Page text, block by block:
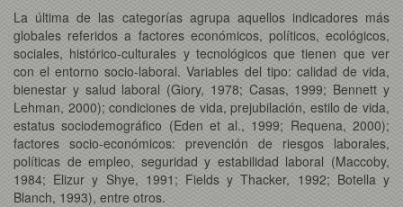
La última de las categorías agrupa aquellos indicadores más
globales referidos a factores económicos, políticos, ecológicos,
sociales, histórico-culturales y tecnológicos que tienen que ver
con el entorno socio-laboral. Variables del tipo: calidad de vida,
bienestar y salud laboral (Giory, 1978; Casas, 1999; Bennett y
Lehman, 2000); condiciones de vida, prejubilación, estilo de vida,
estatus sociodemográfico (Eden et al., 1999; Requena, 2000);
factores socio-económicos: prevención de riesgos laborales,
políticas de empleo, seguridad y estabilidad laboral (Maccoby,
1984; Elizur y Shye, 1991; Fields y Thacker, 1992; Botella y
Blanch, 1993), entre otros.